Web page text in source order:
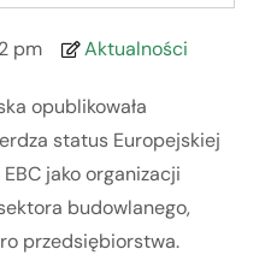
pm Aktualności
opublikowała
status Europejskiej
jako organizacji
budowlanego,
przedsiębiorstwa.